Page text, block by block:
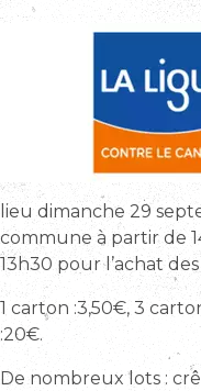
lieu dimanche 29
commune à partir de
13h30 pour l’achat
1 carton :3,50€, 3
:20€.
De nombreux lots :